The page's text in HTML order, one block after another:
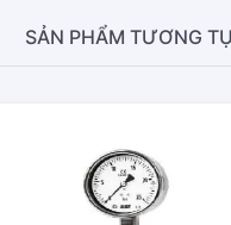
SẢN PHẨM TƯƠNG